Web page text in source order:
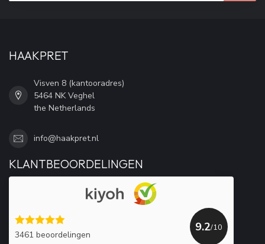
HAAKPRET
Visven 8 (kantooradres)
5464 NK Veghel
the Netherlands
info@haakpret.nl
KLANTBEOORDELINGEN
3461 beoordelingen
9.2/10